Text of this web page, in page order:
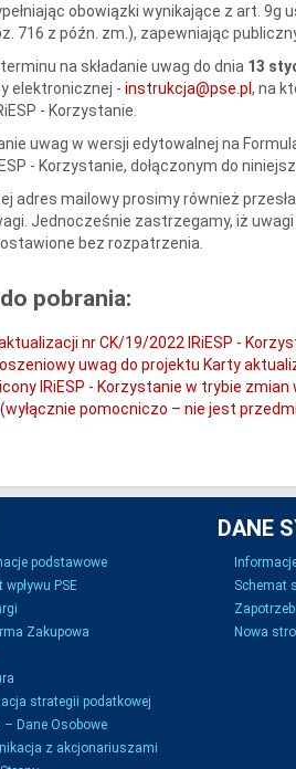
obowiązki wynikające z art. 9g
716 z późn. zm.), zapewniając
na składanie uwag do dnia 13
elektronicznej - instrukcja@pse.pl , na
- Korzystanie.
uwag w wersji edytowalnej na
- Korzystanie, dołączonym do
adres mailowy prosimy również
Jednocześnie zastrzegamy, iż
bez rozpatrzenia.
pobrania:
nr CK/19/2022 IRiESP -
uwag do projektu Karty
IRiESP - Korzystanie w trybie
pomocniczo – nie jest
podstawowe
wpływu PSE
Zakupowa
strategii podatkowej
– Dane Osobowe
z akcjonariuszami
DANE
Schemat
Nowa